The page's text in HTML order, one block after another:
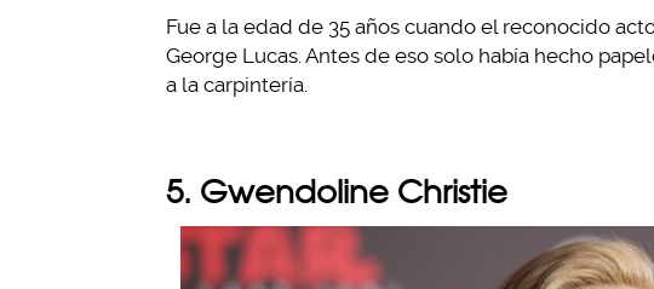
Fue a la edad de 35 años cuando el reconocido
George Lucas. Antes de eso solo había hecho
a la carpintería.
5. Gwendoline Christie